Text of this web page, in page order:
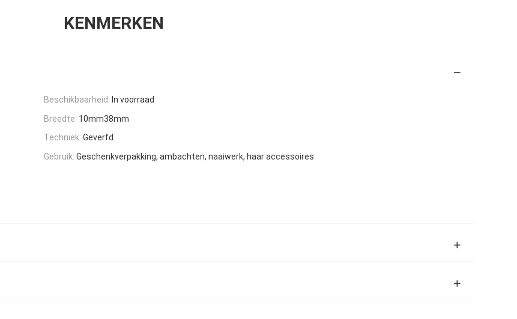
KENMERKEN
Beschikbaarheid: In voorraad
Breedte: 10mm38mm
Techniek: Geverfd
Gebruik: Geschenkverpakking, ambachten, naaiwerk, haar accessoires